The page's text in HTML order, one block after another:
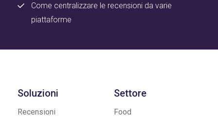
Come centralizzare le recensioni da varie
piattaforme
Soluzioni
Recensioni
Settore
Food